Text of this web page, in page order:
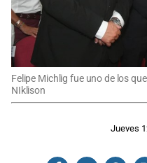
Felipe Michlig fue uno de los
NIklison
Jueves